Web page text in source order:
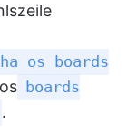
ha os boards
boards
.